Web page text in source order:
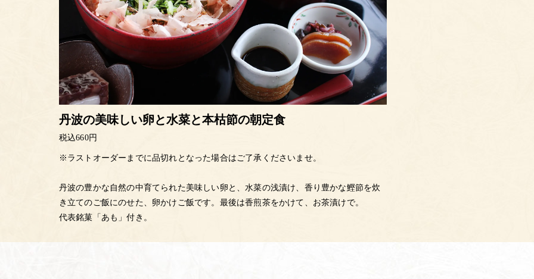
丹波の美味しい卵と水菜と本枯節の朝定食
税込660円
※ラストオーダーまでに品切れとなった場合はご了承くださいませ。
丹波の豊かな自然の中育てられた美味しい卵と、水菜の浅漬け、香り豊かな鰹節を炊
き立てのご飯にのせた、卵かけご飯です。最後は香煎茶をかけて、お茶漬けで。
代表銘菓「あも」付き。